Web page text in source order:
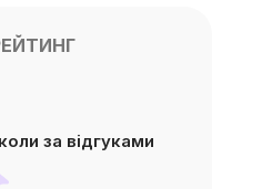
за відгуками